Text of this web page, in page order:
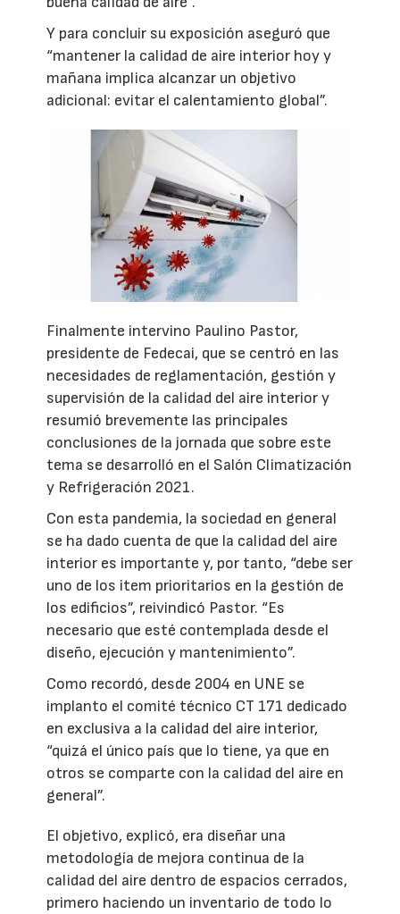
Y para concluir su exposición aseguró que
“mantener la calidad de aire interior hoy y
mañana implica alcanzar un objetivo
adicional: evitar el calentamiento global”.
Finalmente intervino Paulino Pastor,
presidente de Fedecai, que se centró en las
necesidades de reglamentación, gestión y
supervisión de la calidad del aire interior y
resumió brevemente las principales
conclusiones de la jornada que sobre este
tema se desarrolló en el Salón Climatización
y Refrigeración 2021.
Con esta pandemia, la sociedad en general
se ha dado cuenta de que la calidad del aire
interior es importante y, por tanto, “debe ser
uno de los item prioritarios en la gestión de
los edificios”, reivindicó Pastor. “Es
necesario que esté contemplada desde el
diseño, ejecución y mantenimiento”.
Como recordó, desde 2004 en UNE se
implanto el comité técnico CT 171 dedicado
en exclusiva a la calidad del aire interior,
“quizá el único país que lo tiene, ya que en
otros se comparte con la calidad del aire en
general”.
El objetivo, explicó, era diseñar una
metodología de mejora continua de la
calidad del aire dentro de espacios cerrados,
primero haciendo un inventario de todo lo